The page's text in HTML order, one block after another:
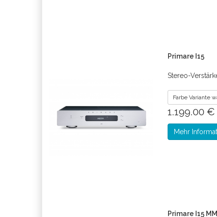
Primare I15
Stereo-
Farbe Variante
1.199.00 €
Mehr
Primare I15